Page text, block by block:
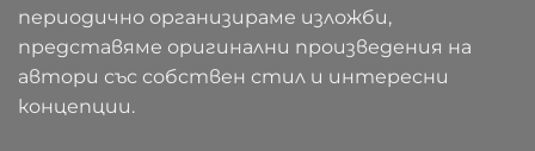
периодично организираме изложби,
представяме оригинални произведения на
автори със собствен стил и интересни
концепции.